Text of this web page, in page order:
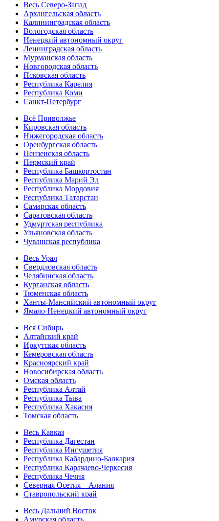
Весь Северо-Запад
Архангельская область
Калининградская область
Вологодская область
Ненецкий автономный округ
Ленинградская область
Мурманская область
Новгородская область
Псковская область
Республика Карелия
Республика Коми
Санкт-Петербург
Всё Приволжье
Кировская область
Нижегородская область
Оренбургская область
Пензенская область
Пермский край
Республика Башкортостан
Республика Марий Эл
Республика Мордовия
Республика Татарстан
Самарская область
Саратовская область
Удмуртская республика
Ульяновская область
Чувашская республика
Весь Урал
Свердловская область
Челябинская область
Курганская область
Тюменская область
Ханты-Мансийский автономный округ
Ямало-Ненецкий автономный округ
Вся Сибирь
Алтайский край
Иркутская область
Кемеровская область
Красноярский край
Новосибирская область
Омская область
Республика Алтай
Республика Тыва
Республика Хакасия
Томская область
Весь Кавказ
Республика Дагестан
Республика Ингушетия
Республика Кабардино-Балкария
Республика Карачаево-Черкесия
Республика Чечня
Северная Осетия – Алания
Ставропольский край
Весь Дальний Восток
Амурская область